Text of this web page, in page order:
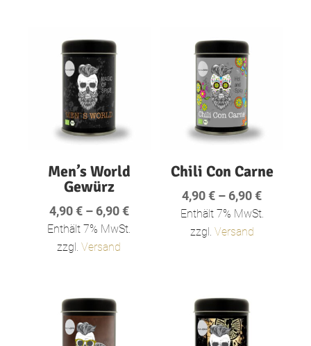
Men’s World
Gewürz
4,90€ – 6,90€Preisspanne:
4,90 €
Enthält 7% MwSt.
zzgl.Versand
Chili Con Carne
4,90€ – 6,90€
4,90 €
Enthält 7% MwSt.
zzgl. Versand